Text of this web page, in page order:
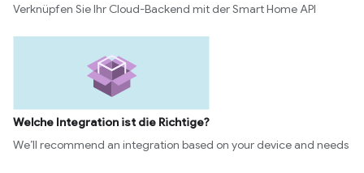
Verknüpfen Sie Ihr Cloud-Backend mit der Smart Home API
Welche Integration ist die Richtige?
We’ll recommend an integration based on your device and needs